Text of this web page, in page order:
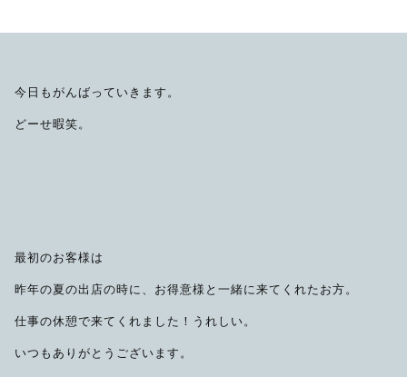
今日もがんばっていきます。
どーせ暇笑。
最初のお客様は
昨年の夏の出店の時に、お得意様と一緒に来てくれたお方。
仕事の休憩で来てくれました！うれしい。
いつもありがとうございます。
並び順